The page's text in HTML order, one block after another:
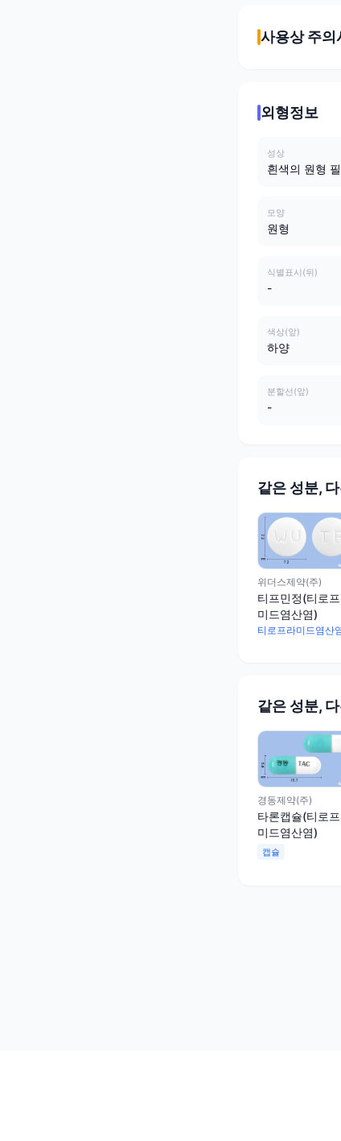
사용상 주의
외형정보
성상
흰색의 원형
모양
원형
식별표시(뒤)
-
색상(앞)
하양
분할선(앞)
-
같은 성분,
위더스제약(주)
티프민정(티로
미드염산염)
같은 성분,
경동제약(주)
타론캡슐(티로
미드염산염)
캡슐